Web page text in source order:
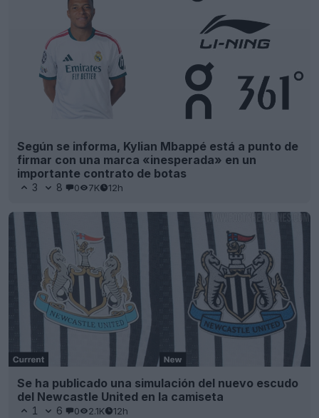
Según se informa, Kylian Mbappé está a punto de
firmar con una marca «inesperada» en un
importante contrato de botas
3 8 0 7K 12h
Se ha publicado una simulación del nuevo escudo
del Newcastle United en la camiseta
1 6 0 2.1K 12h